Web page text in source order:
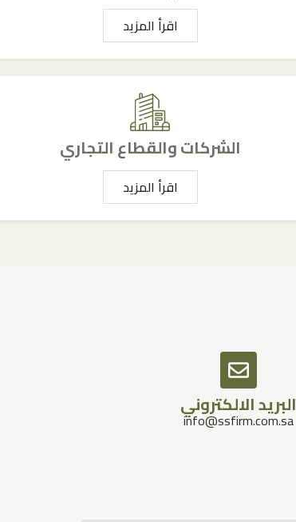
اقرأ المزيد
الشركات والقطاع التجاري
اقرأ المزيد
البريد الالكتروني
info@ssfirm.com.sa